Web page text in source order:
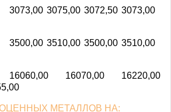
3073,00 3075,00 3072,50 3073,00
3500,00 3510,00 3500,00 3510,00
16060,00 16070,00
16220,00
МЕТАЛЛОВ НА: